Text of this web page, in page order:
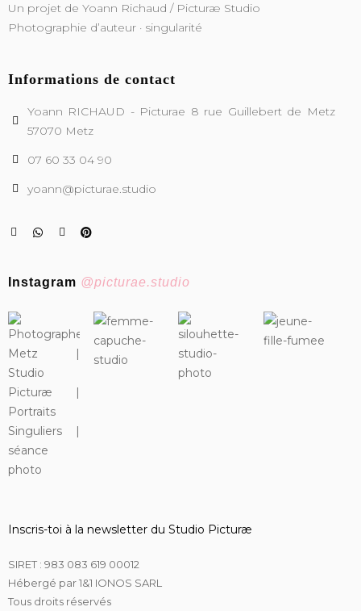
Un projet de Yoann Richaud / Picturæ Studio
Photographie d’auteur · singularité
Informations de contact
Yoann RICHAUD - Picturae 8 rue Guillebert de Metz
57070 Metz
07 60 33 04 90
yoann@picturae.studio
Instagram @picturae.studio
Inscris-toi à la newsletter du Studio Picturæ
SIRET : 983 083 619 00012
Hébergé par 1&1 IONOS SARL
Tous droits réservés